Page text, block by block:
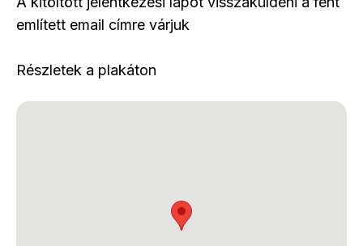
említett email címre várjuk
Részletek a plakáton